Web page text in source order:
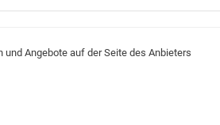
Angebote auf der Seite des Anbieters